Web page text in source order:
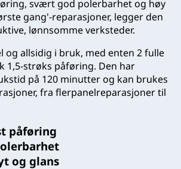
svært god polerbarhet og høy
gang'-reparasjoner, legger den
lønnsomme verksteder.
og allsidig i bruk, med enten 2 fulle
1,5-strøks påføring. Den har
på 120 minutter og kan brukes
fra flerpanelreparasjoner til
påføring
og glans